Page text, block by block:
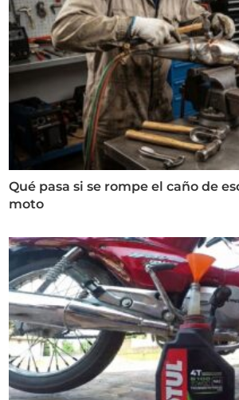
Qué pasa si se rompe el caño de
moto